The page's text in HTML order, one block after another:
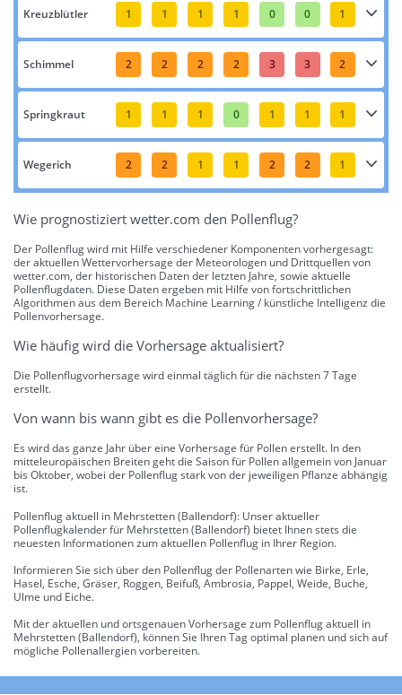
Kreuzblütler 1 1 1 1 0 0 1
Schimmel 2 2 2 2 3 3 2
Springkraut 1 1 1 0 1 1 1
Wegerich 2 2 1 1 2 2 1
Wie prognostiziert wetter.com den Pollenflug?
Der Pollenflug wird mit Hilfe verschiedener Komponenten vorhergesagt:
der aktuellen Wettervorhersage der Meteorologen und Drittquellen von
wetter.com, der historischen Daten der letzten Jahre, sowie aktuelle
Pollenflugdaten. Diese Daten ergeben mit Hilfe von fortschrittlichen
Algorithmen aus dem Bereich Machine Learning / künstliche Intelligenz die
Pollenvorhersage.
Wie häufig wird die Vorhersage aktualisiert?
Die Pollenflugvorhersage wird einmal täglich für die nächsten 7 Tage
erstellt.
Von wann bis wann gibt es die Pollenvorhersage?
Es wird das ganze Jahr über eine Vorhersage für Pollen erstellt. In den
mitteleuropäischen Breiten geht die Saison für Pollen allgemein von Januar
bis Oktober, wobei der Pollenflug stark von der jeweiligen Pflanze abhängig
ist.
Pollenflug aktuell in Mehrstetten (Ballendorf): Unser aktueller
Pollenflugkalender für Mehrstetten (Ballendorf) bietet Ihnen stets die
neuesten Informationen zum aktuellen Pollenflug in Ihrer Region.
Informieren Sie sich über den Pollenflug der Pollenarten wie Birke, Erle,
Hasel, Esche, Gräser, Roggen, Beifuß, Ambrosia, Pappel, Weide, Buche,
Ulme und Eiche.
Mit der aktuellen und ortsgenauen Vorhersage zum Pollenflug aktuell in
Mehrstetten (Ballendorf), können Sie Ihren Tag optimal planen und sich auf
mögliche Pollenallergien vorbereiten.